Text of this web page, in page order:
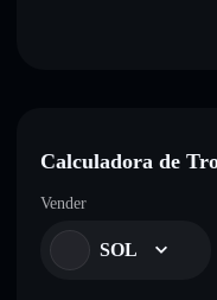
Calculadora de
Vender
SOL